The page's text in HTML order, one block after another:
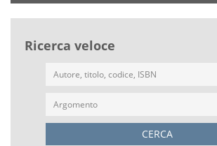
Ricerca veloce
CERCA